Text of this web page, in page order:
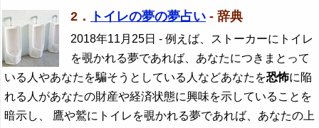
2． トイレの夢の夢占い - 辞典
2018年11月25日 - 例えば、ストーカーにトイレ
を覗かれる夢であれば、あなたにつきまとって
いる人やあなたを騙そうとしている人などあなたを恐怖に陥
れる人があなたの財産や経済状態に興味を示していることを
暗示し、 鷹や鷲にトイレを覗かれる夢であれば、あなたの上